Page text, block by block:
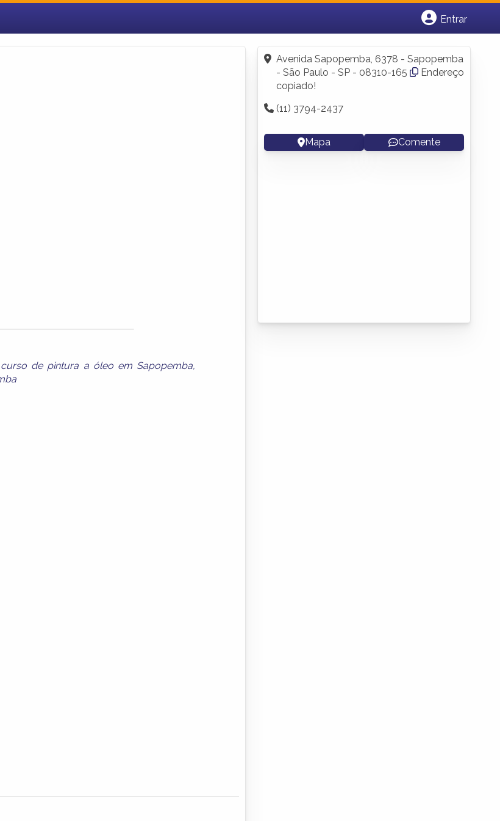
Entrar
Fazer login
Criar conta
curso de pintura a óleo em Sapopemba,
Avenida Sapopemba, 6378 - Sapopemba
- São Paulo - SP - 08310-165
Endereço
copiado!
(11) 3794-2437
Mapa Comente